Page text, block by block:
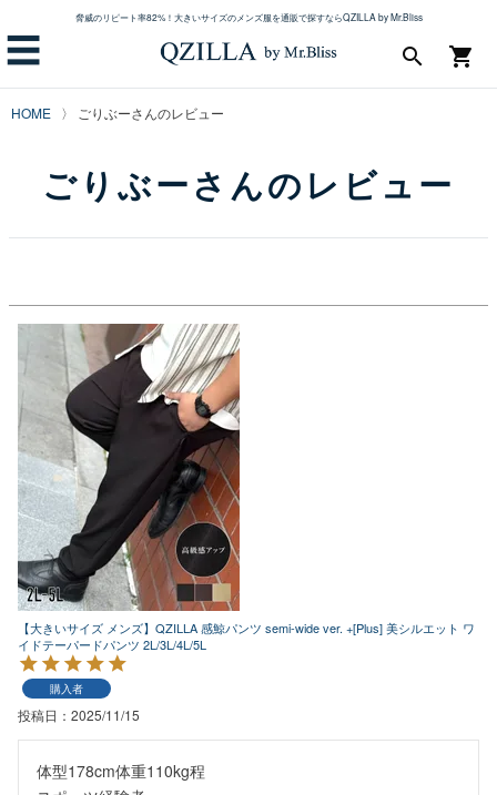
脅威のリピート率82%！大きいサイズのメンズ服を通販で探すならQZILLA by Mr.Bliss
☰ shopping_cart
search
HOME ごりぶーさんのレビュー
ごりぶーさんのレビュー
【大きいサイズ メンズ】QZILLA 感鯨パンツ semi-wide ver. +[Plus] 美シルエット ワ
イドテーパードパンツ 2L/3L/4L/5L
購入者
投稿日 2025/11/15
体型178cm体重110kg程